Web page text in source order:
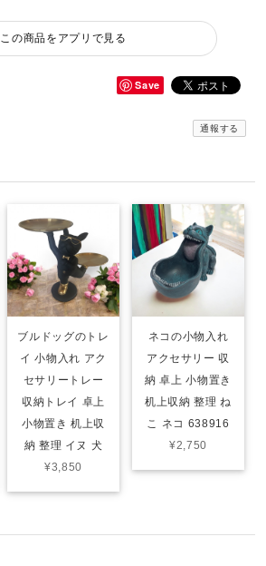
この商品をアプリで見る
Save
通報する
ブルドッグのトレ
イ 小物入れ アク
セサリートレー
収納トレイ 卓上
小物置き 机上収
納 整理 イヌ 犬
¥3,850
ネコの小物入れ
アクセサリー 収
納 卓上 小物置き
机上収納 整理 ね
こ ネコ 638916
¥2,750